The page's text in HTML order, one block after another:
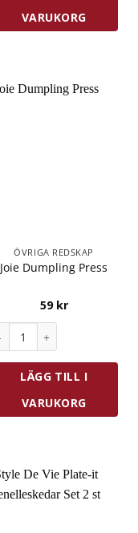
VARUKORG
ÖVRIGA REDSKAP
Joie Dumpling Press
59 kr
LÄGG TILL I
VARUKORG